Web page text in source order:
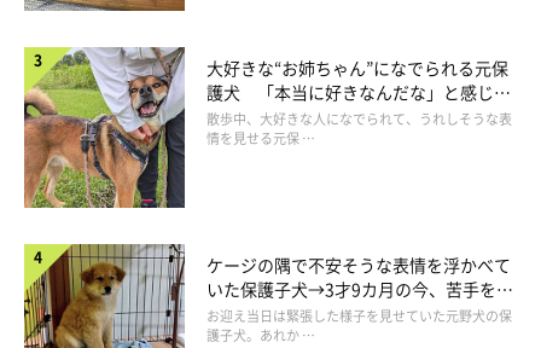
てんすけの表情あれこれ
大好きな“お姉ちゃん”になでられる元保
護犬 「本当に好きなんだな」と感じる
表情にほっこり
散歩中、大好きな人になでられて、うれしそうな表
情を見せる元保 …
ケージの隅で不安そうな表情を浮かべて
いた保護子犬→3才9カ月の今、苦手を克
服し頼もしいコに成長！
お迎え当日は緊張した様子を見せていた元野犬の保
護子犬。あれか …